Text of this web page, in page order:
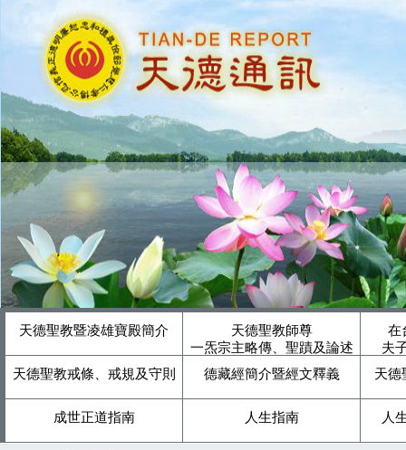
天德聖教暨凌雄寶殿簡介
天德聖教師尊
一炁宗主略傳、聖蹟及論述
在
夫
天德聖教戒條、戒規及守則
德藏經簡介暨經文釋義 天德
成世正道指南 人生指南 人